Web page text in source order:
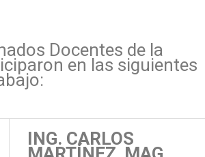
Docentes de la
en las siguientes
ING. CARLOS